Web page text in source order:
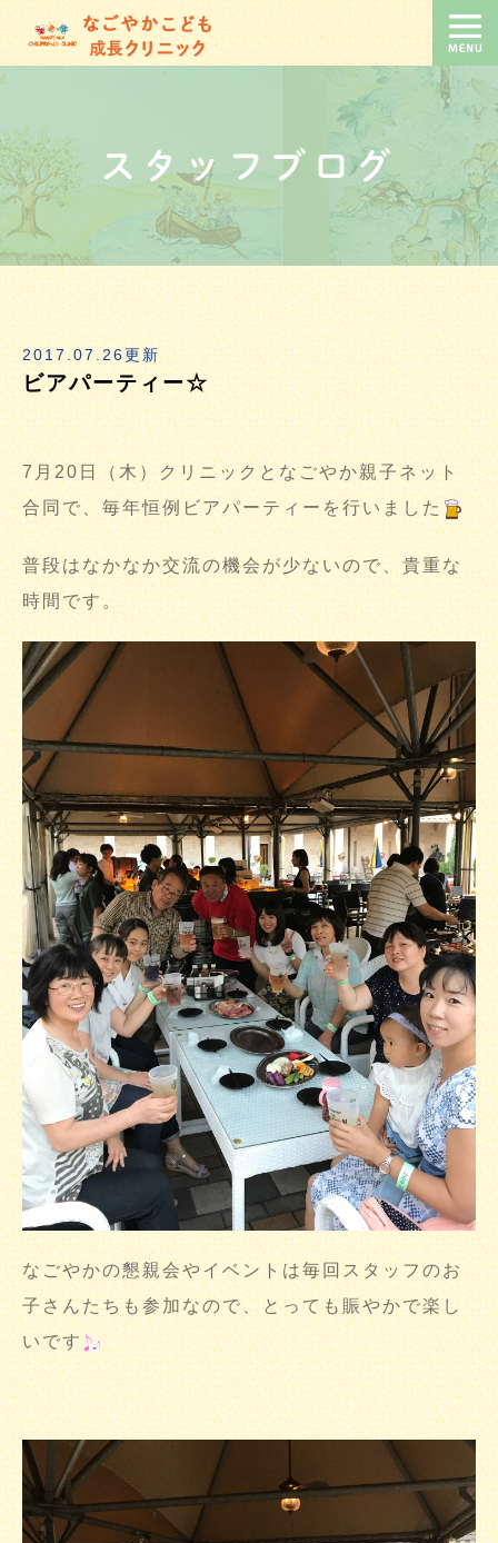
スタッフブログ
2017.07.26更新
ビアパーティー☆
7月20日（木）クリニックとなごやか親子ネット
合同で、毎年恒例ビアパーティーを行いました
普段はなかなか交流の機会が少ないので、貴重な
時間です。
なごやかの懇親会やイベントは毎回スタッフのお
子さんたちも参加なので、とっても賑やかで楽し
いです